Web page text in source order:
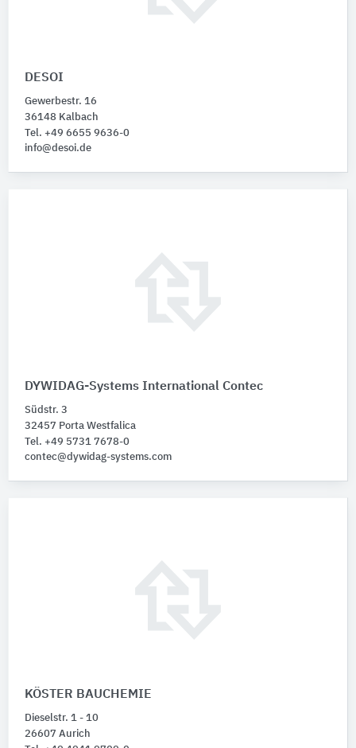
DESOI
Gewerbestr. 16
36148 Kalbach
Tel. +49 6655 9636-0
info@desoi.de
DYWIDAG-Systems International Contec
Südstr. 3
32457 Porta Westfalica
Tel. +49 5731 7678-0
contec@dywidag-systems.com
KÖSTER BAUCHEMIE
Dieselstr. 1 - 10
26607 Aurich